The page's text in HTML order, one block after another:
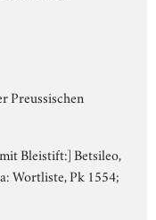
Preussischen
Bleistift:] Betsileo,
Wortliste, Pk 1554;